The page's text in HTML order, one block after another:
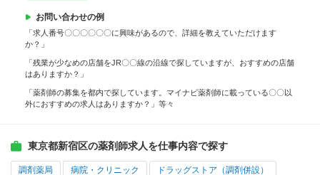
お問い合わせの例
「求人番号〇〇〇〇〇〇に興味があるので、詳細を教えていただけます
か？」
「残業が少なめの店舗をJR〇〇線の沿線で探していますが、おすすめの店舗
はありますか？」
「薬剤師の募集を都内で探しています。マイナビ薬剤師に載っている〇〇以
外におすすめの求人はありますか？」等々
東京都新宿区の薬剤師求人を仕事内容で探す
調剤薬局 病院・クリニック ドラッグストア（調剤併設）